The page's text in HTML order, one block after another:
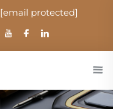
[email protected]